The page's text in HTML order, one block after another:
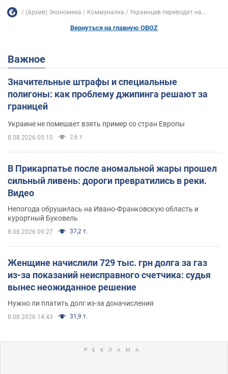
(Архив) Экономика Коммуналка Украинцев переводят на...
Вернуться на главную OBOZ
Важное
Значительные штрафы и специальные
полигоны: как проблему джипинга решают за
границей
Украине не помешает взять пример со стран Европы
8.08.2026 05:10 2,6 т.
В Прикарпатье после аномальной жары прошел
сильный ливень: дороги превратились в реки.
Видео
Непогода обрушилась на Ивано-Франковскую область и
курортный Буковель
8.08.2026 09:27 37,2 т.
Женщине начислили 729 тыс. грн долга за газ
из-за показаний неисправного счетчика: судья
вынес неожиданное решение
Нужно ли платить долг из-за доначисления
8.08.2026 14:43 31,9 т.